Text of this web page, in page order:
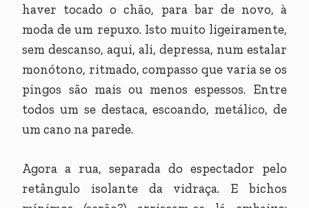
haver tocado o chão, para bar de novo, à
moda de um repuxo. Isto muito ligeiramente,
sem descanso, aqui, ali, depressa, num estalar
monótono, ritmado, compasso que varia se os
pingos são mais ou menos espessos. Entre
todos um se destaca, escoando, metálico, de
um cano na parede.
Agora a rua, separada do espectador pelo
retângulo isolante da vidraça. E bichos